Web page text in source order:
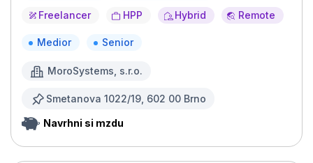
Freelancer
HPP Hybrid Remote
Medior Senior
MoroSystems, s.r.o.
Smetanova 1022/19, 602 00 Brno
Navrhni si mzdu